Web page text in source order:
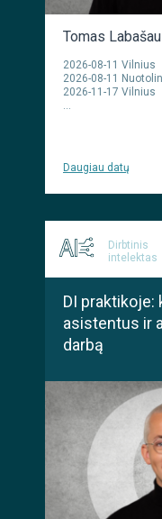
Tomas
2026-08-11 Vilnius
2026-08-11
2026-11-17 Vilnius
...
Daugiau datų
Dirbtinis
intelektas
DI praktikoje:
asistentus ir
darbą